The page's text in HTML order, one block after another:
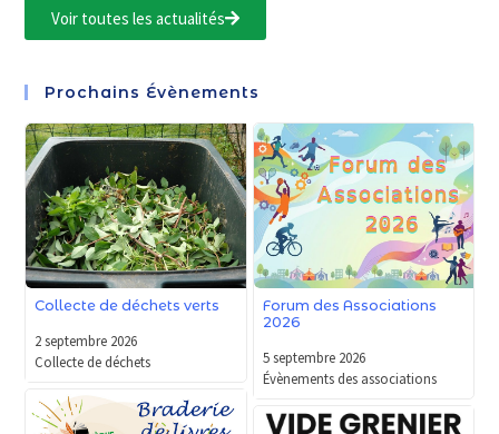
Voir toutes les actualités
Prochains Évènements
Collecte de déchets verts
2 septembre 2026
Collecte de déchets
Forum des Associations
2026
5 septembre 2026
Évènements des associations